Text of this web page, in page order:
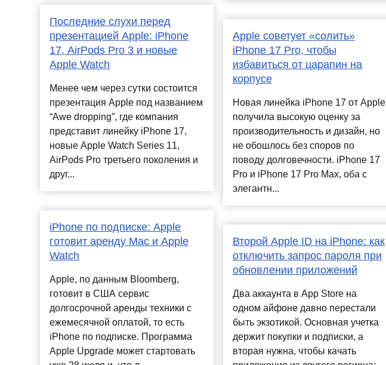
Последние слухи перед
презентацией Apple: iPhone
17, AirPods Pro 3 и новые
Apple Watch
Менее чем через сутки состоится
презентация Apple под названием
“Awe dropping”, где компания
представит линейку iPhone 17,
новые Apple Watch Series 11,
AirPods Pro третьего поколения и
друг...
iPhone по подписке: Apple
готовит аренду Mac и Apple
Watch
Apple, по данным Bloomberg,
готовит в США сервис
долгосрочной аренды техники с
ежемесячной оплатой, то есть
iPhone по подписке. Программа
Apple Upgrade может стартовать
Apple советует «солить»
iPhone 17 Pro, чтобы
избавиться от царапин на
корпусе
Новая линейка iPhone 17 от Apple
получила высокую оценку за
производительность и дизайн, но
не обошлось без споров по
поводу долговечности. iPhone 17
Pro и iPhone 17 Pro Max, оба с
элегантн...
Второй Apple ID на iPhone: как
отключить запрос пароля при
обновлении приложений
Два аккаунта в App Store на
одном айфоне давно перестали
быть экзотикой. Основная учетка
держит покупки и подписки, а
вторая нужна, чтобы качать